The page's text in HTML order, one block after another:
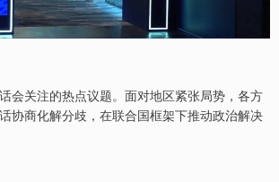
会关注的热点议题。面对地区紧张局势，各方
协商化解分歧，在联合国框架下推动政治解决